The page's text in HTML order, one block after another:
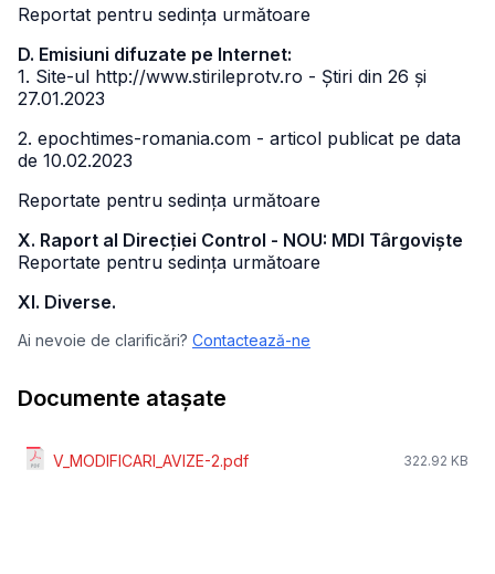
Reportat pentru sedința următoare
D. Emisiuni difuzate pe Internet:
1. Site-ul http://www.stirileprotv.ro - Știri din 26 și
27.01.2023
2. epochtimes-romania.com - articol publicat pe data
de 10.02.2023
Reportate pentru sedința următoare
X. Raport al Direcției Control - NOU: MDI Târgoviște
Reportate pentru sedința următoare
XI. Diverse.
Ai nevoie de clarificări? Contactează-ne
Documente atașate
V_MODIFICARI_AVIZE-2.pdf 322.92 KB